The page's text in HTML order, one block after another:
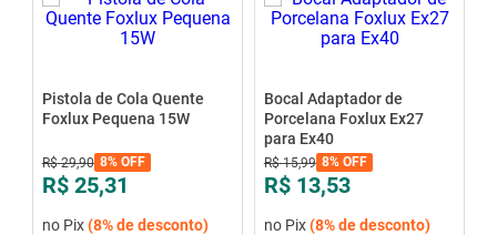
Pistola de Cola Quente
Foxlux Pequena 15W
R$ 29,90 8%OFF
R$ 25,31
no Pix(8%de desconto)
Bocal Adaptador de
Porcelana Foxlux Ex27
para Ex40
R$ 15,99 8%OFF
R$ 13,53
no Pix(8%de desconto)